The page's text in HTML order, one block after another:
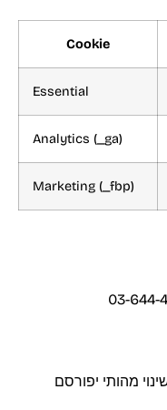
Cookie
Essential
Analytics (_ga)
Marketing (_fbp)
מהותי יפורסם